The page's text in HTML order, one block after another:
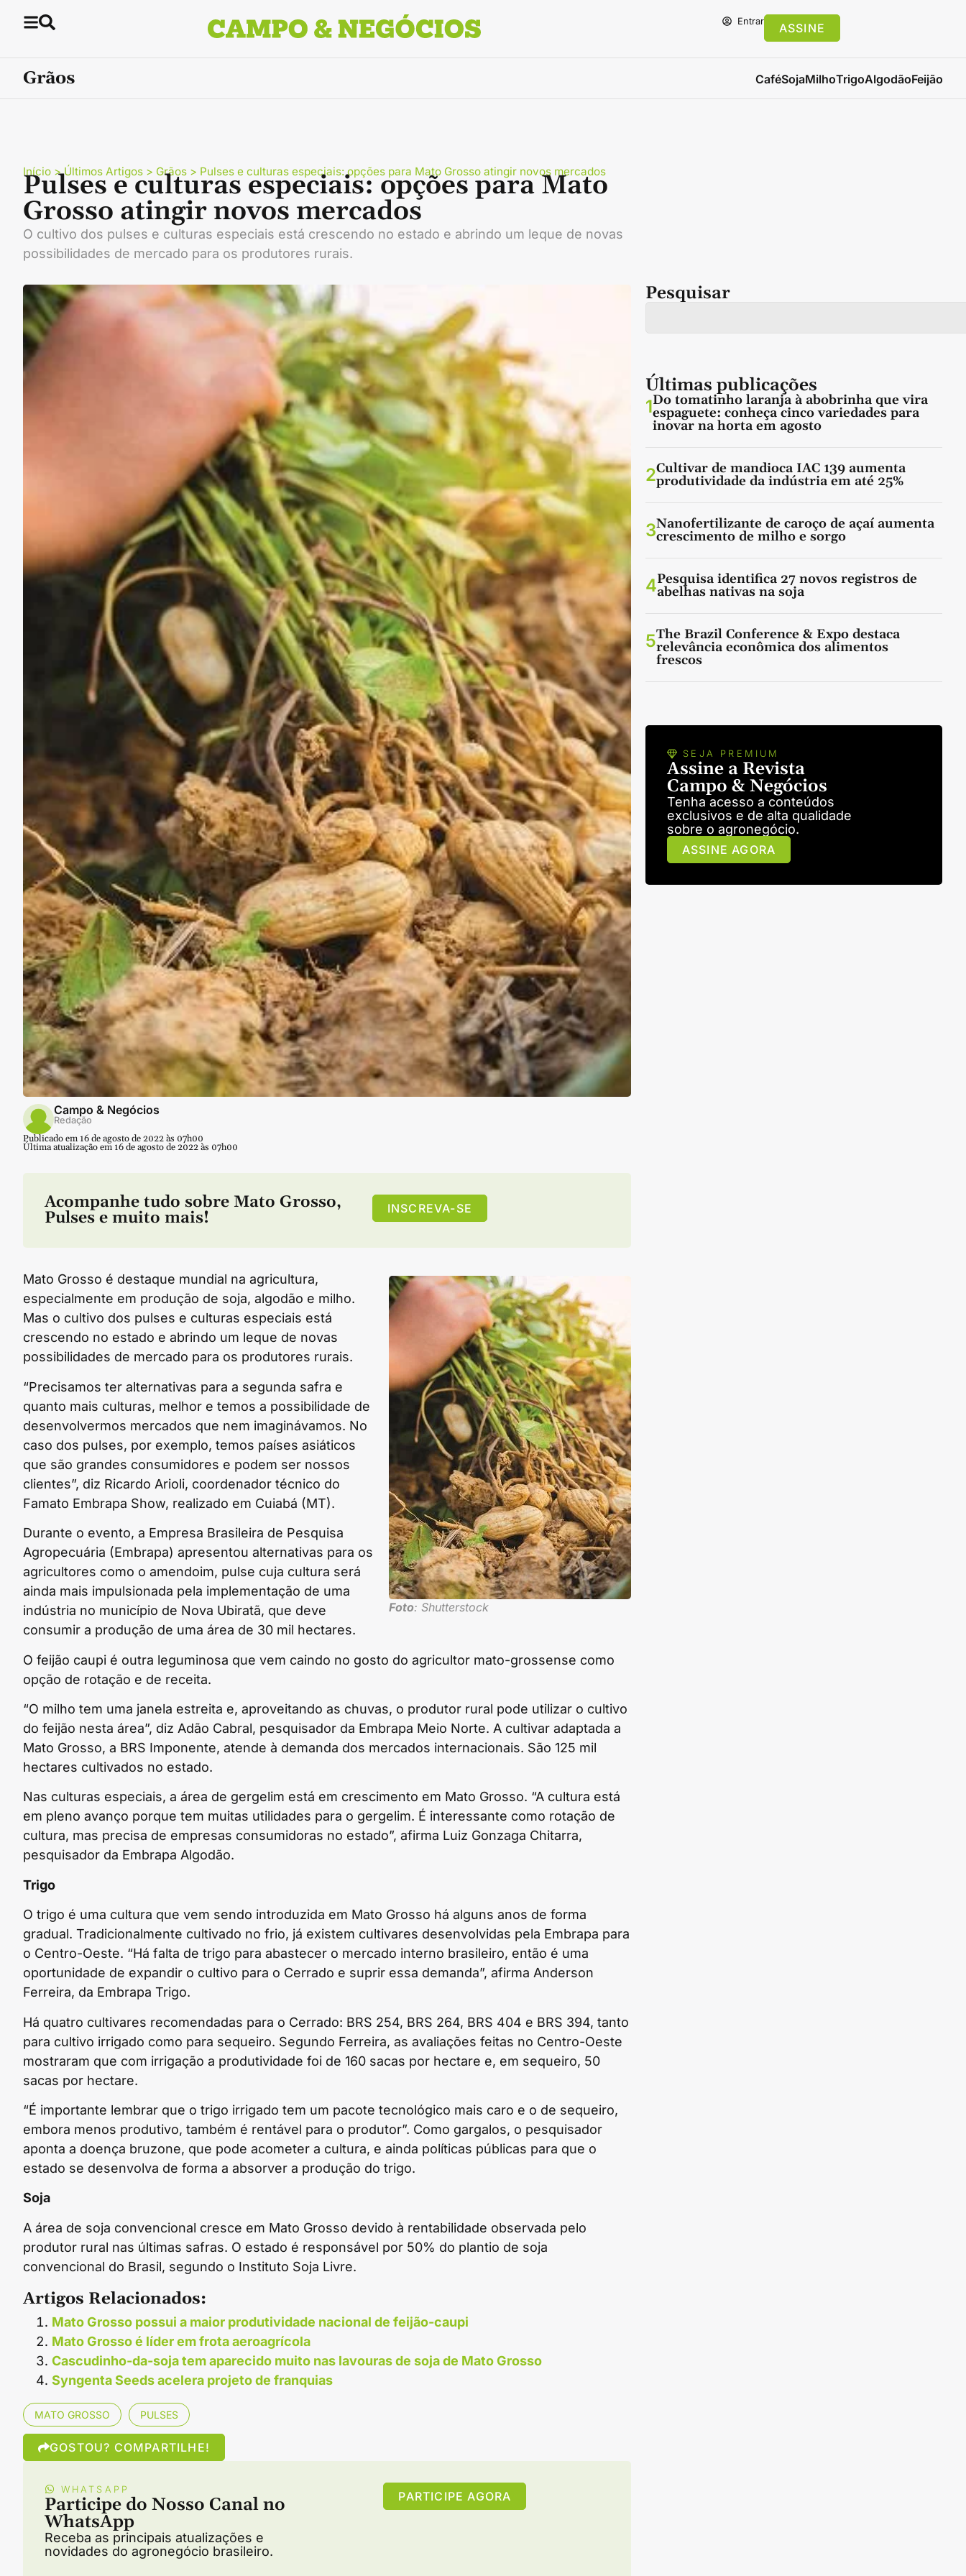
Entrar ASSINE
Grãos CaféSojaMilhoTrigoAlgodãoFeijão
Início >Últimos Artigos > Grãos > Pulses e culturas especiais: opções para Mato Grosso atingir novos mercados
Pulses e culturas especiais: opções para Mato
Grosso atingir novos mercados
O cultivo dos pulses e culturas especiais está crescendo no estado e abrindo um leque de novas
possibilidades de mercado para os produtores rurais.
Campo & Negócios
Redação
Publicado em 16 de agosto de 2022 às 07h00
Última atualização em 16 de agosto de 2022 às 07h00
Acompanhe tudo sobre Mato Grosso,
Pulses e muito mais! INSCREVA-SE
Foto: Shutterstock
Mato Grosso é destaque mundial na agricultura,
especialmente em produção de soja, algodão e milho.
Mas o cultivo dos pulses e culturas especiais está
crescendo no estado e abrindo um leque de novas
possibilidades de mercado para os produtores rurais.
“Precisamos ter alternativas para a segunda safra e
quanto mais culturas, melhor e temos a possibilidade de
desenvolvermos mercados que nem imaginávamos. No
caso dos pulses, por exemplo, temos países asiáticos
que são grandes consumidores e podem ser nossos
clientes”, diz Ricardo Arioli, coordenador técnico do
Famato Embrapa Show, realizado em Cuiabá (MT).
Durante o evento, a Empresa Brasileira de Pesquisa
Agropecuária (Embrapa) apresentou alternativas para os
agricultores como o amendoim, pulse cuja cultura será
ainda mais impulsionada pela implementação de uma
indústria no município de Nova Ubiratã, que deve
consumir a produção de uma área de 30 mil hectares.
O feijão caupi é outra leguminosa que vem caindo no gosto do agricultor mato-grossense como
opção de rotação e de receita.
“O milho tem uma janela estreita e, aproveitando as chuvas, o produtor rural pode utilizar o cultivo
do feijão nesta área”, diz Adão Cabral, pesquisador da Embrapa Meio Norte. A cultivar adaptada a
Mato Grosso, a BRS Imponente, atende à demanda dos mercados internacionais. São 125 mil
hectares cultivados no estado.
Nas culturas especiais, a área de gergelim está em crescimento em Mato Grosso. “A cultura está
em pleno avanço porque tem muitas utilidades para o gergelim. É interessante como rotação de
cultura, mas precisa de empresas consumidoras no estado”, afirma Luiz Gonzaga Chitarra,
pesquisador da Embrapa Algodão.
Trigo
O trigo é uma cultura que vem sendo introduzida em Mato Grosso há alguns anos de forma
gradual. Tradicionalmente cultivado no frio, já existem cultivares desenvolvidas pela Embrapa para
o Centro-Oeste. “Há falta de trigo para abastecer o mercado interno brasileiro, então é uma
oportunidade de expandir o cultivo para o Cerrado e suprir essa demanda”, afirma Anderson
Ferreira, da Embrapa Trigo.
Há quatro cultivares recomendadas para o Cerrado: BRS 254, BRS 264, BRS 404 e BRS 394, tanto
para cultivo irrigado como para sequeiro. Segundo Ferreira, as avaliações feitas no Centro-Oeste
mostraram que com irrigação a produtividade foi de 160 sacas por hectare e, em sequeiro, 50
sacas por hectare.
“É importante lembrar que o trigo irrigado tem um pacote tecnológico mais caro e o de sequeiro,
embora menos produtivo, também é rentável para o produtor”. Como gargalos, o pesquisador
aponta a doença bruzone, que pode acometer a cultura, e ainda políticas públicas para que o
estado se desenvolva de forma a absorver a produção do trigo.
Soja
A área de soja convencional cresce em Mato Grosso devido à rentabilidade observada pelo
produtor rural nas últimas safras. O estado é responsável por 50% do plantio de soja
convencional do Brasil, segundo o Instituto Soja Livre.
Artigos Relacionados:
Mato Grosso possui a maior produtividade nacional de feijão-caupi
Mato Grosso é líder em frota aeroagrícola
Cascudinho-da-soja tem aparecido muito nas lavouras de soja de Mato Grosso
Syngenta Seeds acelera projeto de franquias
MATO GROSSO PULSES
GOSTOU? COMPARTILHE!
WHATSAPP
Participe do Nosso Canal no
WhatsApp
Receba as principais atualizações e
novidades do agronegócio brasileiro.
PARTICIPE AGORA
Pesquisar
Últimas publicações
1Do tomatinho laranja à abobrinha que vira
espaguete: conheça cinco variedades para
inovar na horta em agosto
2Cultivar de mandioca IAC 139 aumenta
produtividade da indústria em até 25%
3Nanofertilizante de caroço de açaí aumenta
crescimento de milho e sorgo
4Pesquisa identifica 27 novos registros de
abelhas nativas na soja
5The Brazil Conference & Expo destaca
relevância econômica dos alimentos
frescos
SEJA PREMIUM
Assine a Revista
Campo & Negócios
Tenha acesso a conteúdos
exclusivos e de alta qualidade
sobre o agronegócio.
ASSINE AGORA